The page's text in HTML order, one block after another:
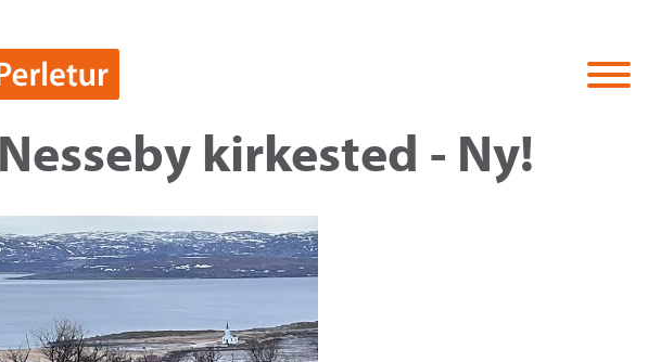
kirkested - Ny!